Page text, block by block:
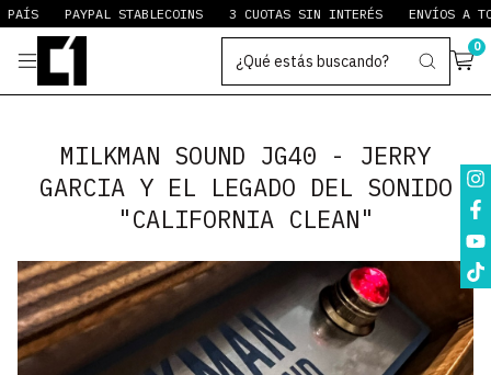
PAYPAL STABLECOINS 3 CUOTAS SIN INTERÉS ENVÍOS A TODO EL
0
MILKMAN SOUND JG40 - JERRY
GARCIA Y EL LEGADO DEL SONIDO
"CALIFORNIA CLEAN"